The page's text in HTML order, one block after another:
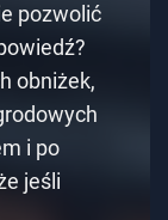
pozwolić
obniżek,
i po
jeśli